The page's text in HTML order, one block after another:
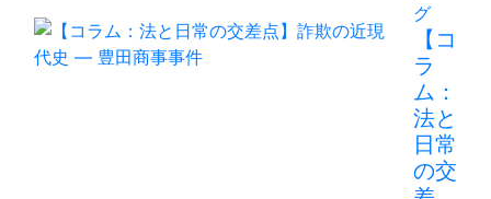
グ
【コ
ラ
ム：
法と
日常
の交